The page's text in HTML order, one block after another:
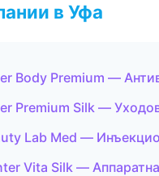
в Уфа
Body Premium —
Premium Silk —
Lab Med —
Vita Silk —